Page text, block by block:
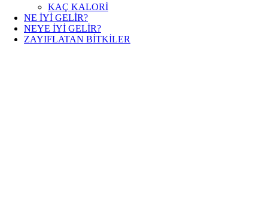
KAÇ KALORİ
NE İYİ GELİR?
NEYE İYİ GELİR?
ZAYIFLATAN BİTKİLER